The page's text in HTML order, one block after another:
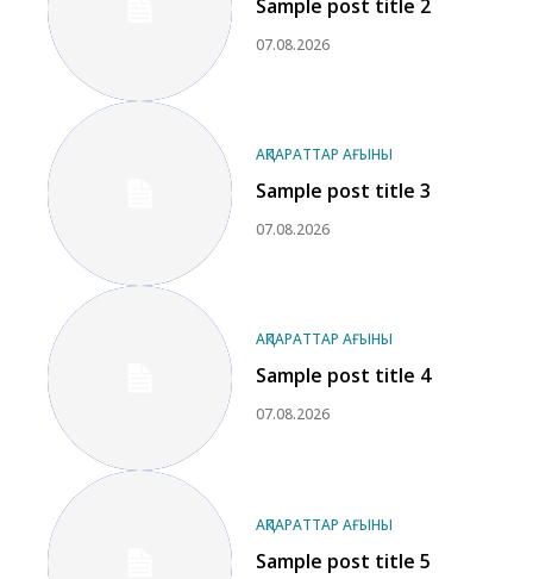
Sample post title 2
07.08.2026
АҚПАРАТТАР АҒЫНЫ
Sample post title 3
07.08.2026
АҚПАРАТТАР АҒЫНЫ
Sample post title 4
07.08.2026
АҚПАРАТТАР АҒЫНЫ
Sample post title 5